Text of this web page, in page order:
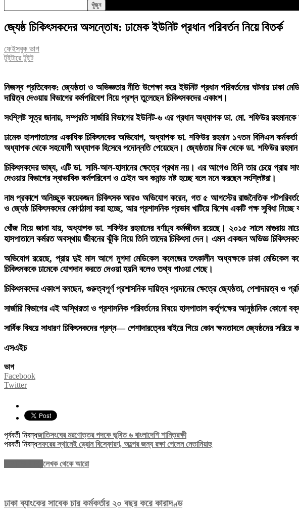
জ্যেষ্ঠ চিকিৎসকদের অসন্তোষ: ঢামেক ইউনিট প্রধান পরিবর্তন নিয়ে বিতর্ক
ফেইসবুক ভাগ
টুইটারে টুইট
নিজস্ব প্রতিবেদক: জ্যেষ্ঠতা ও অভিজ্ঞতার নীতি উপেক্ষা করে ইউনিট প্রধান পরিবর্তনের ঘটনায় ঢাকা
দায়িত্ব দেওয়ায় বিভাগের কর্মপরিবেশ নিয়ে প্রশ্ন তুলেছেন চিকিৎসকদের একাংশ।
সংশ্লিষ্ট সূত্র জানায়, সম্প্রতি সার্জারি বিভাগের ইউনিট-৬ এর প্রধান অধ্যাপক ডা. মো. শফিউর
ঢামেক হাসপাতালের একাধিক চিকিৎসকের অভিযোগ, অধ্যাপক ডা. শফিউর রহমান ১৭তম বিসিএস
অধ্যাপক থেকে সহযোগী অধ্যাপক হিসেবে পদোন্নতি পেয়েছেন। জ্যেষ্ঠতার দিক থেকে ডা. শফিউর
চিকিৎসকদের ভাষ্য, এটি ডা. সামি-আল-হাসানের ক্ষেত্রে প্রথম নয়। এর আগেও তিনি তার চেয়ে প্রায়
দেওয়ায় বিভাগের স্বাভাবিক কর্মপরিবেশ ও চেইন অব কমান্ড নষ্ট হচ্ছে বলে মনে করছেন সংশ্লিষ্টরা।
নাম প্রকাশে অনিচ্ছুক কয়েকজন চিকিৎসক আরও অভিযোগ করেন, গত ৫ আগস্টের রাজনৈতিক পটপরিবর্তনের
ও জ্যেষ্ঠ চিকিৎসকদের কোণঠাসা করা হচ্ছে, আর প্রশাসনিক প্রভাব খাটিয়ে বিশেষ একটি পক্ষ সুবিধা
খোঁজ নিয়ে জানা যায়, অধ্যাপক ডা. শফিউর রহমানের বর্ণাঢ্য কর্মজীবন রয়েছে। ২০১৫ সালে মাগুরায়
হাসপাতালে কর্মরত অবস্থায় জীবনের ঝুঁকি নিয়ে তিনি তাদের চিকিৎসা দেন। এমন একজন অভিজ্ঞ
অভিযোগ রয়েছে, প্রায় দুই মাস আগে মুগদা মেডিকেল কলেজের তৎকালীন অধ্যক্ষকে ঢাকা মেডিকেল
চিকিৎসককে ঢামেকে যোগদান করতে দেওয়া হয়নি বলেও তথ্য পাওয়া গেছে।
চিকিৎসকদের একাংশ বলছেন, গুরুত্বপূর্ণ প্রশাসনিক দায়িত্ব প্রদানের ক্ষেত্রে জ্যেষ্ঠতা, পেশাদারত্ব ও
সার্জারি বিভাগের এই অস্থিরতা ও প্রশাসনিক পরিবর্তনের বিষয়ে হাসপাতাল কর্তৃপক্ষের আনুষ্ঠানিক
সার্বিক বিষয়ে সাধারণ চিকিৎসকদের প্রশ্ন— পেশাদারত্বের বাইরে গিয়ে কোন ক্ষমতাবলে জ্যেষ্ঠদের
এসএইচ
ভাগ
Facebook
Twitter
পূর্ববর্তী নিবন্ধজাতিসংঘের মরণোত্তর পদকে ভূষিত ৬ বাংলাদেশি শান্তিরক্ষী
পরবর্তী নিবন্ধসফরের স্থানেই ড্রোন বিস্ফোরণ, অল্পের জন্য রক্ষা পেলেন নেতানিয়াহু
লেখক থেকে আরো
ঢাকা ব্যাংকের সাবেক চার কর্মকর্তার ২০ বছর করে কারাদণ্ড